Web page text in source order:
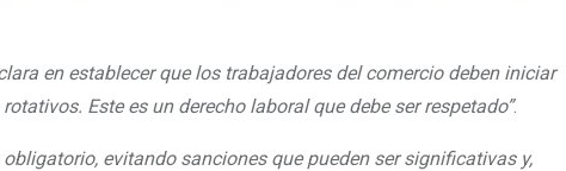
en establecer que los trabajadores del comercio deben iniciar
Este es un derecho laboral que debe ser respetado”.
evitando sanciones que pueden ser significativas y,